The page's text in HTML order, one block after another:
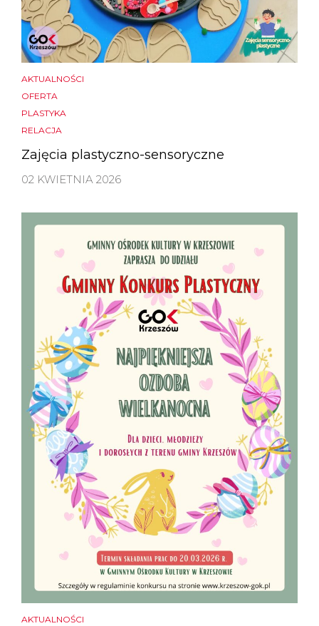
AKTUALNOŚCI
OFERTA
PLASTYKA
RELACJA
Zajęcia plastyczno-sensoryczne
02 KWIETNIA 2026
AKTUALNOŚCI